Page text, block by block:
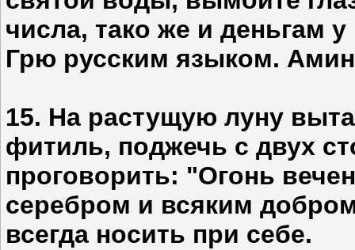
числа, тако же и деньгам
Грю русским языком.
15. На растущую луну
фитиль, поджечь с двух
проговорить: "Огонь
серебром и всяким
всегда носить при себе.